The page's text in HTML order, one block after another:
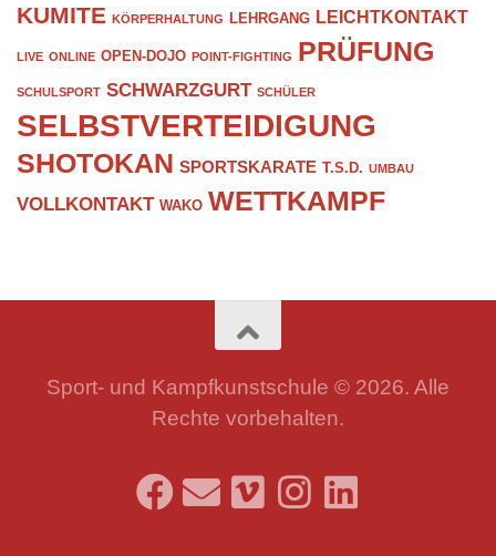
KUMITE KÖRPERHALTUNG LEHRGANG LEICHTKONTAKT
LIVE ONLINE OPEN-DOJO POINT-FIGHTING PRÜFUNG
SCHULSPORT SCHWARZGURT SCHÜLER
SELBSTVERTEIDIGUNG
SHOTOKAN SPORTSKARATE T.S.D. UMBAU
VOLLKONTAKT WAKO WETTKAMPF
Sport- und Kampfkunstschule © 2026. Alle
Rechte vorbehalten.